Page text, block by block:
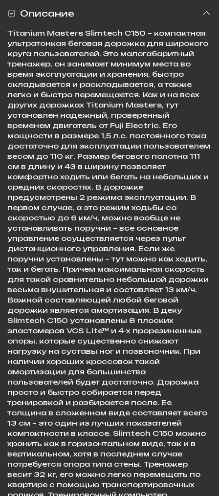
Описание
Titanium Masters Slimtech C150 – компактная
ультратонкая беговая дорожка для широкого
круга пользователей. Это малогабаритный
тренажер, он занимает минимум места во
время эксплуатации и хранения, быстро
складывается и раскладывается, а также
легко и быстро перемещается. Как и на всех
других дорожках Titanium Masters, тут
установлен надежный, проверенный
временем двигатель от Fuji Electric. Его
мощности в размере 1,5 л.с. постоянного тока
достаточно для эксплуатации пользователем
весом до 110 кг. Размер бегового полотна 111
см в длину и 43 в ширину позволяет
комфортно ходить или бегать на небольших и
средних скоростях. В дорожке
предусмотрены 2 режима эксплуатации. В
первом случае, а это режим ходьбы со
скоростью до 6 км/ч, можно вообще не
устанавливать поручни – все основное
управление осуществляется через пульт
дистанционного управления. Если же
поручни установлены – тут можно как ходить,
так и бегать. Причем максимальная скорость
для такой сравнительно небольшой дорожки
весьма внушительная и составляет 13 км/ч.
Важной составляющей любой беговой
дорожки является амортизация. В деку
Slimtech C150 установлены 8 плоских
эластомеров VCS Lite™ и 4-х прорезиненные
опоры, которые существенно снижают
нагрузку на суставы ног и позвоночник. При
наличии хороших кроссовок такой
амортизации для большинства
пользователей будет достаточно. Дорожка
просто и быстро собирается перед
тренировкой и разбирается после. Ее
толщина в сложенном виде составляет всего
13 см – это один из лучших показателей
компактности в классе. Slimtech C150 можно
хранить как в горизонтальном виде, так и в
вертикальном, хотя в последнем случае
потребуется опора типа стены. Тренажер
весит 32 кг, его можно легко перемещать по
квартире с помощью транспортировочных